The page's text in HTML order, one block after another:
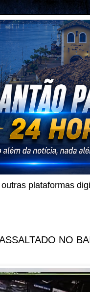
plataformas
NO